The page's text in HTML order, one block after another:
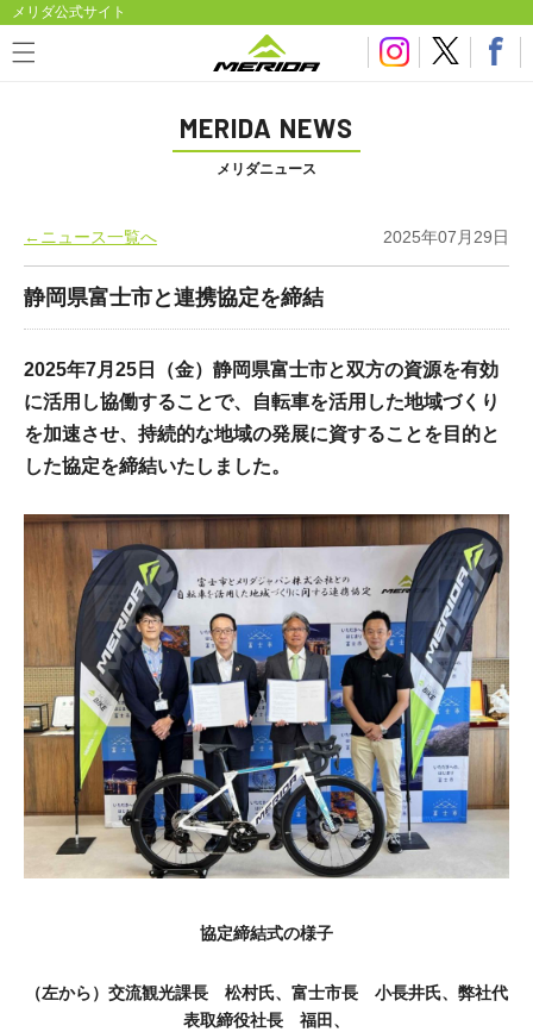
メリダ公式サイト
MERIDA NEWS
メリダニュース
←ニュース一覧へ 2025年07月29日
静岡県富士市と連携協定を締結
2025年7月25日（金）静岡県富士市と双方の資源を有効
に活用し協働することで、自転車を活用した地域づくり
を加速させ、持続的な地域の発展に資することを目的と
した協定を締結いたしました。
協定締結式の様子
（左から）交流観光課長 松村氏、富士市長 小長井氏、 弊社代
表取締役社長 福田、